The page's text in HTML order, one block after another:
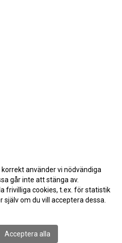
använder vi nödvändiga
går inte att stänga av.
frivilliga cookies, t.ex. för statistik
om du vill acceptera dessa.
Acceptera alla